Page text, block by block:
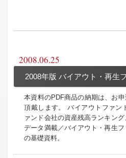
2008.06.25
2008年版 バイアウト・再生
本資料のPDF商品の納期は、お
頂戴します。 バイアウトファン
ァンド会社の資産残高ランキン
データ満載／バイアウト・再生
の基礎資料。